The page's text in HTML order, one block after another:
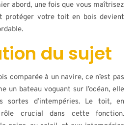
abord, une fois que vous maîtrisez
protéger votre toit en bois devient
du sujet
comparée à un navire, ce n’est pas
un bateau voguant sur l’océan, elle
d’intempéries. Le toit, en
crucial dans cette fonction.